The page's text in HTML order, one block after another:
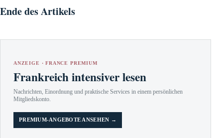
Ende des Artikels
ANZEIGE · FRANCE PREMIUM
Frankreich intensiver lesen
Nachrichten, Einordnung und praktische Services in einem persönlichen
Mitgliedskonto.
PREMIUM-ANGEBOTE ANSEHEN →